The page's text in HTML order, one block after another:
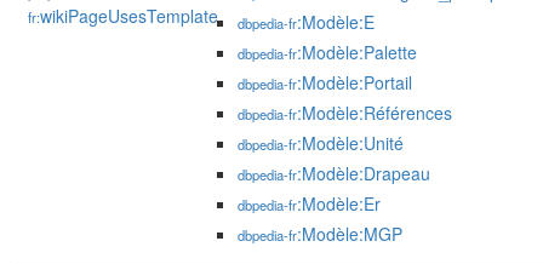
fr:wikiPageUsesTemplate dbpedia-fr:Modèle:E
dbpedia-fr:Modèle:Palette
dbpedia-fr:Modèle:Portail
dbpedia-fr:Modèle:Références
dbpedia-fr:Modèle:Unité
dbpedia-fr:Modèle:Drapeau
dbpedia-fr:Modèle:Er
dbpedia-fr:Modèle:MGP